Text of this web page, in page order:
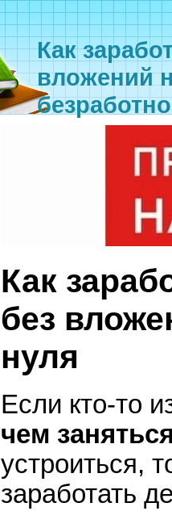
Как
вложений
Как
без
нуля
Если кто-то
чем
устроиться,
заработать